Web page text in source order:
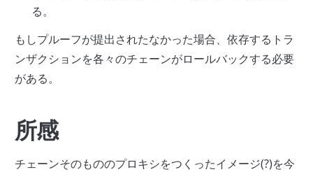
る。
もしプルーフが提出されたなかった場合、依存するトラ
ンザクションを各々のチェーンがロールバックする必要
がある。
所感
チェーンそのもののプロキシをつくったイメージ(?)を今